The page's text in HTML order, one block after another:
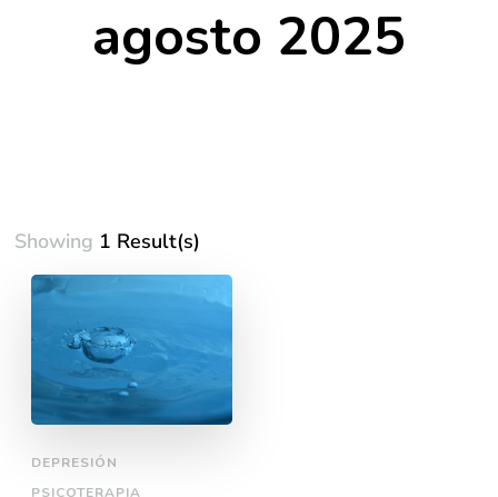
agosto 2025
Showing 1 Result(s)
DEPRESIÓN
PSICOTERAPIA